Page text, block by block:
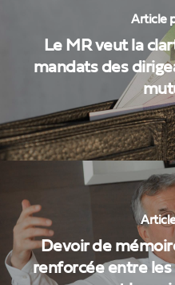
Article
Le MR veut la
mandats des
Devoir de
renforcée entre